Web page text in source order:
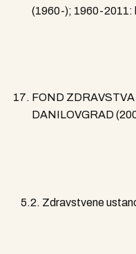
(1960-); 1960-2011:
FOND
DANILOVGRAD
5.2. Zdravstvene